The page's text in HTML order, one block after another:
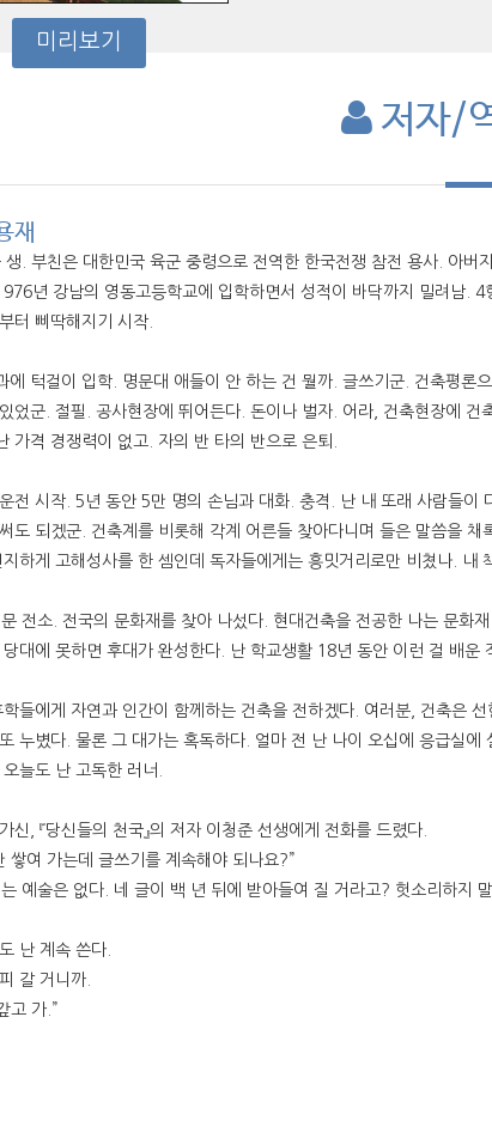
미리보기
저자/
재
생. 부친은 대한민국 육군 중령으로 전역한 한국전쟁 참전 용사. 아버
년 강남의 영동고등학교에 입학하면서 성적이 바닥까지 밀려남.
터 삐딱해지기 시작.
에 턱걸이 입학. 명문대 애들이 안 하는 건 뭘까. 글쓰기군. 건축평
었군. 절필. 공사현장에 뛰어든다. 돈이나 벌자. 어라, 건축현장에
가격 경쟁력이 없고. 자의 반 타의 반으로 은퇴.
전 시작. 5년 동안 5만 명의 손님과 대화. 충격. 난 내 또래 사람들이
도 되겠군. 건축계를 비롯해 각계 어른들 찾아다니며 들은 말씀을
하게 고해성사를 한 셈인데 독자들에게는 흥밋거리로만 비쳤나. 내
전소. 전국의 문화재를 찾아 나섰다. 현대건축을 전공한 나는 문화
대에 못하면 후대가 완성한다. 난 학교생활 18년 동안 이런 걸 배운
들에게 자연과 인간이 함께하는 건축을 전하겠다. 여러분, 건축은
누볐다. 물론 그 대가는 혹독하다. 얼마 전 난 나이 오십에 응급실
늘도 난 고독한 러너.
신, 『당신들의 천국』의 저자 이청준 선생에게 전화를 드렸다.
쌓여 가는데 글쓰기를 계속해야 되나요?”
예술은 없다. 네 글이 백 년 뒤에 받아들여 질 거라고? 헛소리하지
난 계속 쓴다.
갈 거니까.
고 가.”